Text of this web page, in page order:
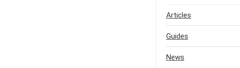
Articles
Guides
News